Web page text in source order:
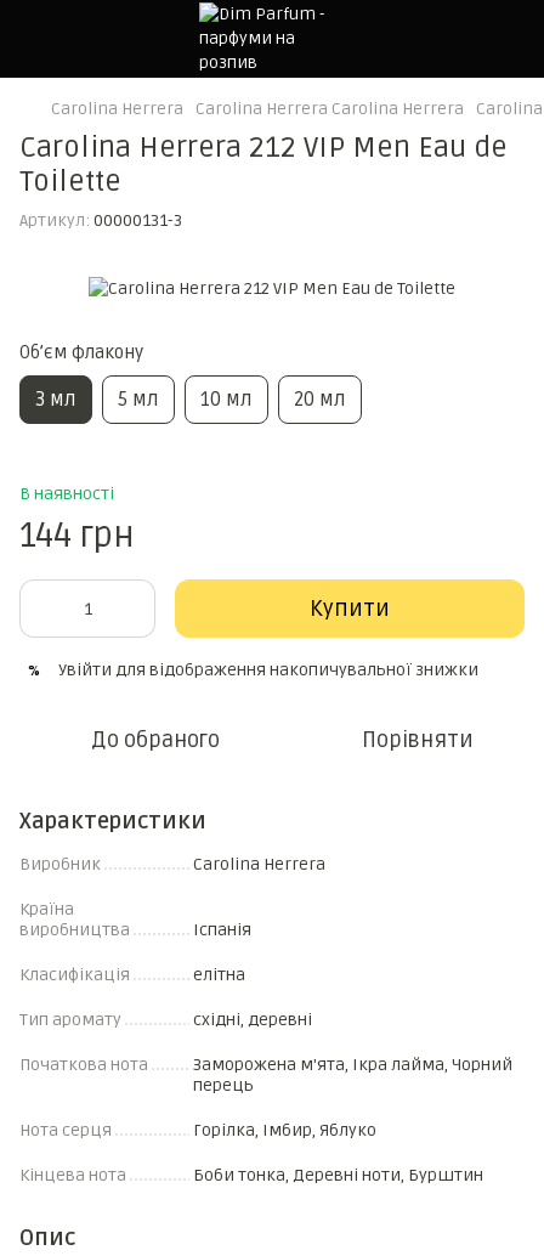
Carolina Herrera Carolina Herrera Carolina Herrera
Carolina Herrera 212 VIP Men Eau de
Toilette
Артикул: 00000131-3
Обʼєм флакону
3 мл 5 мл 10 мл 20 мл
В наявності
144 грн
Купити
% Увійти для відображення накопичувальної знижки
До обраного Порівняти
Характеристики
Виробник Carolina Herrera
Країна
виробництва
Іспанія
Класифікація елітна
Тип аромату східні, деревні
Початкова нота
Заморожена м'ята, Ікра лайма, Чорний
перець
Нота серця Горілка, Імбир, Яблуко
Кінцева нота Боби тонка, Деревні ноти, Бурштин
Опис